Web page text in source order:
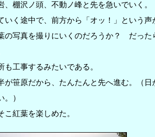
棚沢ノ頭、不動ノ峰と先を急いでいく。
く途中で、前方から「オッ！」という声
の写真を撮りにいくのだろうか？ だった
工事するみたいである。
笹原だから、たんたんと先へ進む。（日
）
紅葉を楽しめた。